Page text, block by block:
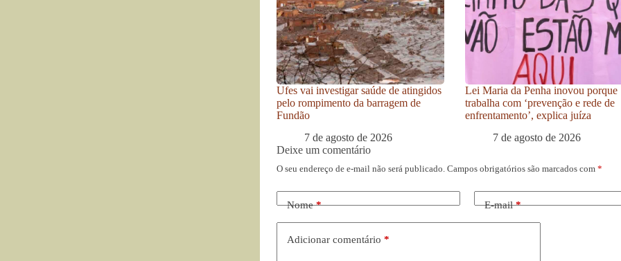
Ufes vai investigar saúde de atingidos
pelo rompimento da barragem de
Fundão
7 de agosto de 2026
Lei Maria da Penha inovou porque
trabalha com ‘prevenção e rede de
enfrentamento’, explica juíza
7 de agosto de 2026
Deixe um comentário
O seu endereço de e-mail não será publicado. Campos obrigatórios são marcados com *
Nome* E-mail*
Adicionar comentário *